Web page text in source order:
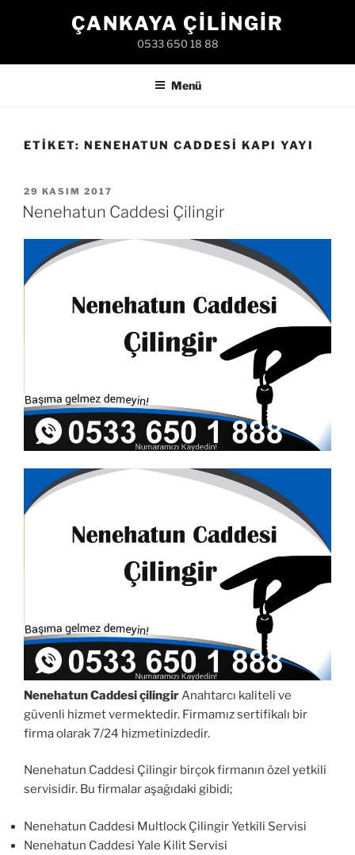
ÇANKAYA ÇILINGIR
0533 650 18 88
Menü
ETIKET: NENEHATUN CADDESI KAPI YAYI
YAYIM
TARIHI
29 KASIM 2017
Nenehatun Caddesi Çilingir
Nenehatun Caddesi çilingirAnahtarcı kaliteli ve
güvenli hizmet vermektedir. Firmamız sertifikalı bir
firma olarak 7/24 hizmetinizdedir.
Nenehatun Caddesi Çilingir birçok firmanın özel yetkili
servisidir. Bu firmalar aşağıdaki gibidi;
Nenehatun Caddesi Multlock Çilingir Yetkili Servisi
Nenehatun Caddesi Yale Kilit Servisi